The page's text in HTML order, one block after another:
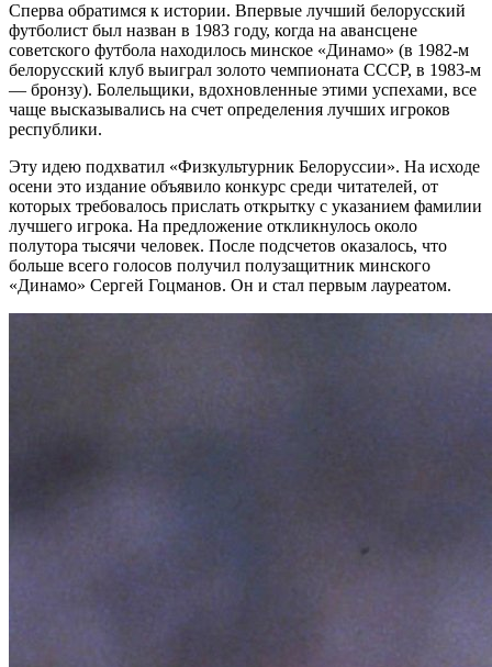
Сперва обратимся к истории. Впервые лучший белорусский
футболист был назван в 1983 году, когда на авансцене
советского футбола находилось минское «Динамо» (в 1982-м
белорусский клуб выиграл золото чемпионата СССР, в 1983-м
— бронзу). Болельщики, вдохновленные этими успехами, все
чаще высказывались на счет определения лучших игроков
республики.
Эту идею подхватил «Физкультурник Белоруссии». На исходе
осени это издание объявило конкурс среди читателей, от
которых требовалось прислать открытку с указанием фамилии
лучшего игрока. На предложение откликнулось около
полутора тысячи человек. После подсчетов оказалось, что
больше всего голосов получил полузащитник минского
«Динамо» Сергей Гоцманов. Он и стал первым лауреатом.